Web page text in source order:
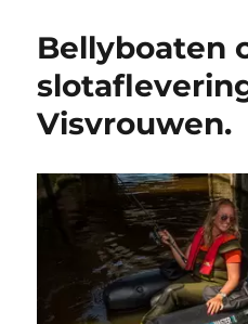
Bellyboaten
Visvrouwen.